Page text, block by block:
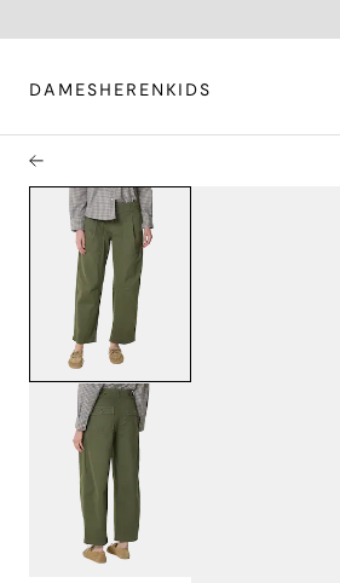
DAMES HEREN KIDS